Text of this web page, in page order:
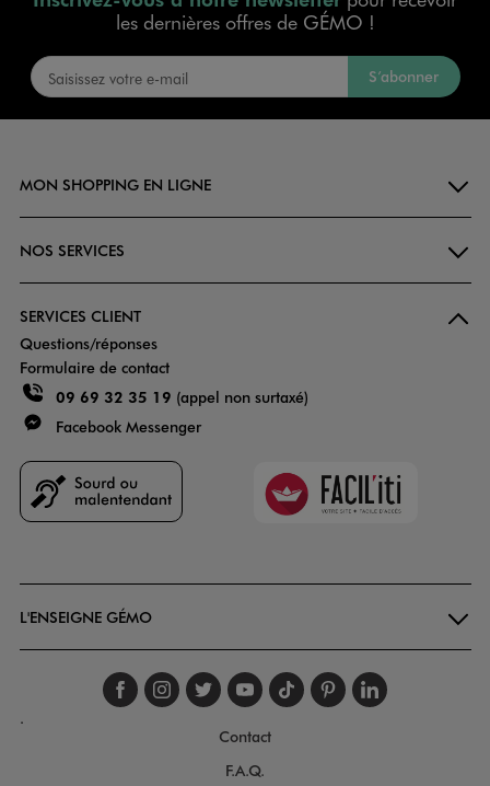
les dernières offres de GÉMO !
S’abonner
MON SHOPPING EN LIGNE
NOS SERVICES
SERVICES CLIENT
Questions/réponses
Formulaire de contact
09 69 32 35 19 (appel non surtaxé)
Facebook Messenger
Faciliti
L'ENSEIGNE GÉMO
Suivez-nous sur
Suivez-nous sur
Suivez-nous sur
Suivez-nous
Suivez-nous
Suivez-
.
Contact
F.A.Q.